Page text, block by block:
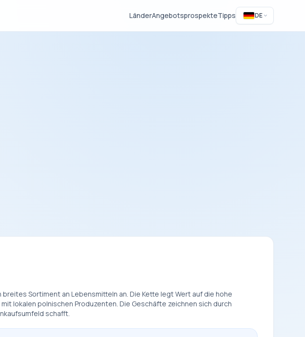
LänderAngebotsprospekteTipps DE
Sortiment an Lebensmitteln an. Die Kette legt Wert auf die hohe
lokalen polnischen Produzenten. Die Geschäfte zeichnen sich durch
schafft.